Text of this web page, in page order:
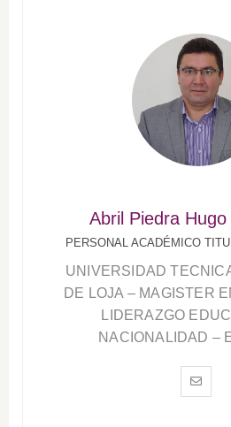
Abril Piedra
PERSONAL ACADÉMICO
UNIVERSIDAD
DE LOJA – MAGISTER
LIDERAZGO
NACIONALIDAD –